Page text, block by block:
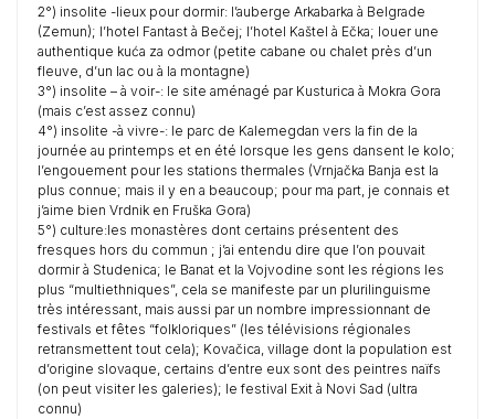
2°) insolite -lieux pour dormir: l’auberge Arkabarka à Belgrade
(Zemun); l’hotel Fantast à Bečej; l’hotel Kaštel à Ečka; louer une
authentique kuća za odmor (petite cabane ou chalet près d’un
fleuve, d’un lac ou à la montagne)
3°) insolite – à voir-: le site aménagé par Kusturica à Mokra Gora
(mais c’est assez connu)
4°) insolite -à vivre-: le parc de Kalemegdan vers la fin de la
journée au printemps et en été lorsque les gens dansent le kolo;
l’engouement pour les stations thermales (Vrnjačka Banja est la
plus connue; mais il y en a beaucoup; pour ma part, je connais et
j’aime bien Vrdnik en Fruška Gora)
5°) culture:les monastères dont certains présentent des
fresques hors du commun ; j’ai entendu dire que l’on pouvait
dormir à Studenica; le Banat et la Vojvodine sont les régions les
plus “multiethniques”, cela se manifeste par un plurilinguisme
très intéressant, mais aussi par un nombre impressionnant de
festivals et fêtes “folkloriques” (les télévisions régionales
retransmettent tout cela); Kovačica, village dont la population est
d’origine slovaque, certains d’entre eux sont des peintres naïfs
(on peut visiter les galeries); le festival Exit à Novi Sad (ultra
connu)